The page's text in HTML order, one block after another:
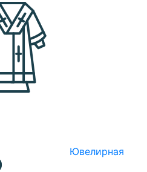
Ювелирная